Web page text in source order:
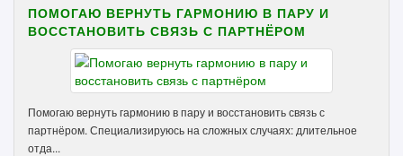
ПОМОГАЮ ВЕРНУТЬ ГАРМОНИЮ В ПАРУ И
ВОССТАНОВИТЬ СВЯЗЬ С ПАРТНЁРОМ
Помогаю вернуть гармонию в пару и восстановить связь с
партнёром. Специализируюсь на сложных случаях: длительное
отда...